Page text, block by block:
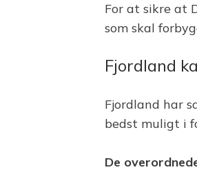
For at sikre at
som skal
Fjordland
Fjordland har
bedst muligt i
De